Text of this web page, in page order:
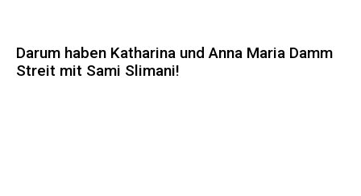
Darum haben Katharina und Anna Maria Damm
Streit mit Sami Slimani!